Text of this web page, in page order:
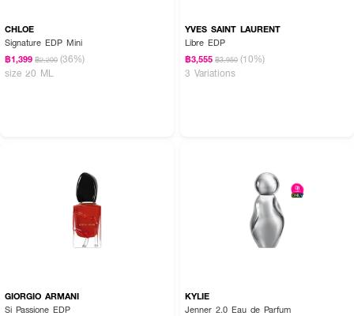
CHLOE
Signature EDP Mini
฿1,399 ฿2,200 (36%)
size 20 ML
YVES SAINT LAURENT
Libre EDP
฿3,555 ฿3,950 (10%)
3 Variations
GIORGIO ARMANI
Si Passione EDP
KYLIE
Jenner 2.0 Eau de Parfum